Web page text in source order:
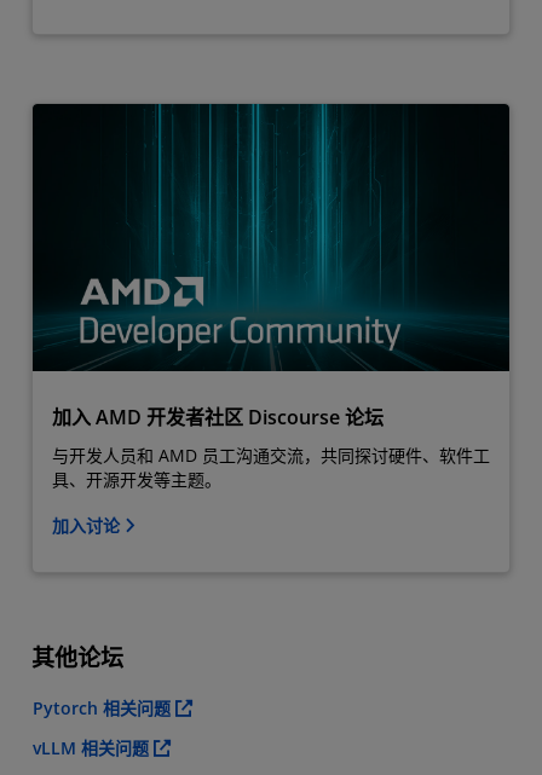
加入 AMD 开发者社区 Discourse 论坛
与开发人员和 AMD 员工沟通交流，共同探讨硬件、软件工
具、开源开发等主题。
加入讨论
其他论坛
Pytorch 相关问题
vLLM 相关问题